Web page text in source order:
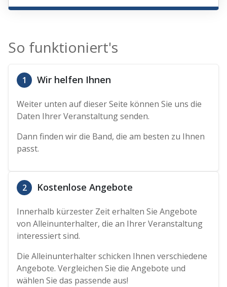
So funktioniert's
1 Wir helfen Ihnen
Weiter unten auf dieser Seite können Sie uns die
Daten Ihrer Veranstaltung senden.
Dann finden wir die Band, die am besten zu Ihnen
passt.
2 Kostenlose Angebote
Innerhalb kürzester Zeit erhalten Sie Angebote
von Alleinunterhalter, die an Ihrer Veranstaltung
interessiert sind.
Die Alleinunterhalter schicken Ihnen verschiedene
Angebote. Vergleichen Sie die Angebote und
wählen Sie das passende aus!